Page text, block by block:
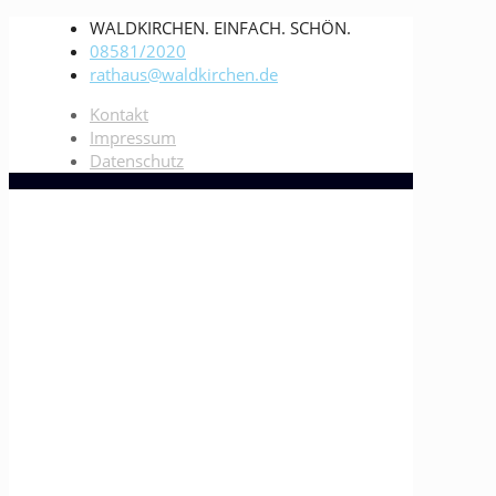
WALDKIRCHEN. EINFACH. SCHÖN.
08581/2020
rathaus@waldkirchen.de
Kontakt
Impressum
Datenschutz